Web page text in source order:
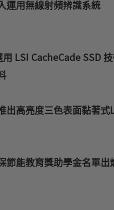
運用無線射頻辨識系統
用 LSI CacheCade SSD
出高亮度三色表面黏著式
節能教育獎助學金名單出